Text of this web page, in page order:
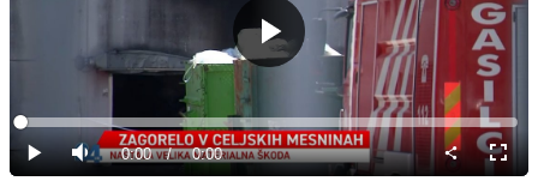
Predvajaj
Predvajaj
Tiho Current
0:00 / Duration
0:00
Loaded:
0%
način